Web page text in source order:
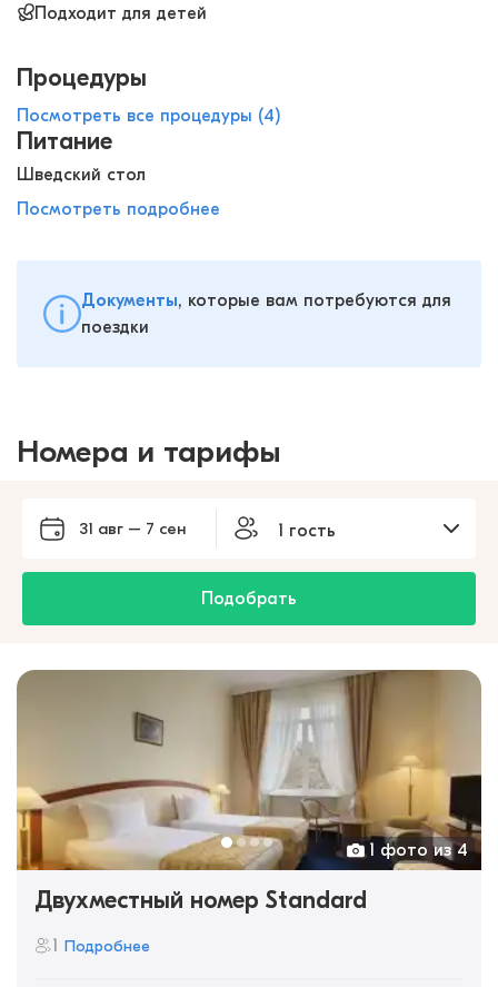
Подходит для детей
Процедуры
Посмотреть все процедуры (4)
Питание
Шведский стол
Посмотреть подробнее
Документы, которые вам потребуются для
поездки
Номера и тарифы
31 авг – 7 сен 1 гость
Подобрать
1 фото из 4
Двухместный номер Standard
1 Подробнее